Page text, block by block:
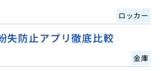
ロッカー
失防止アプリ徹底比較
金庫